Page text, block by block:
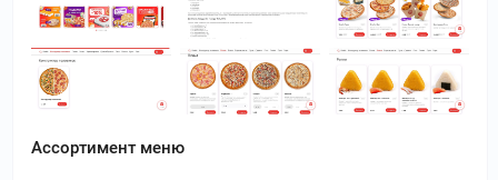
Ассортимент меню